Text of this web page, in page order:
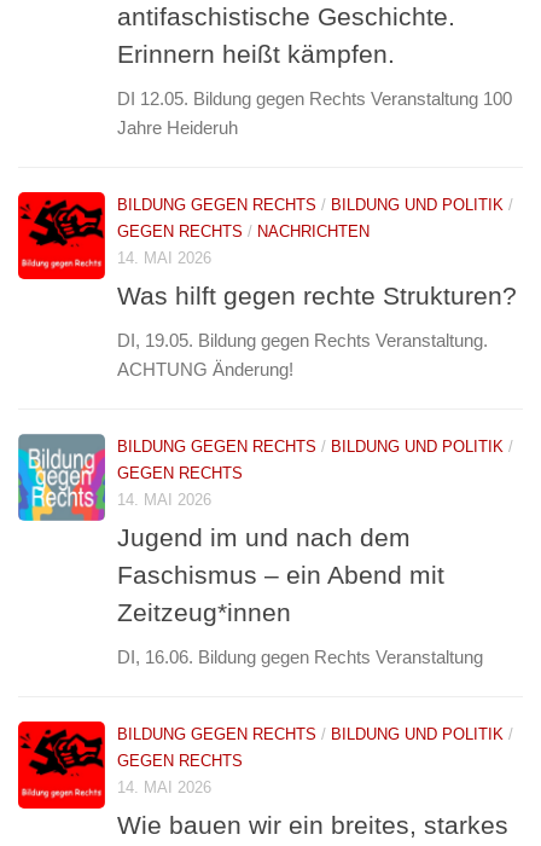
antifaschistische Geschichte.
Erinnern heißt kämpfen.
DI 12.05. Bildung gegen Rechts Veranstaltung 100
Jahre Heideruh
BILDUNG GEGEN RECHTS / BILDUNG UND POLITIK /
GEGEN RECHTS / NACHRICHTEN
14. MAI 2026
Was hilft gegen rechte Strukturen?
DI, 19.05. Bildung gegen Rechts Veranstaltung.
ACHTUNG Änderung!
BILDUNG GEGEN RECHTS / BILDUNG UND POLITIK /
GEGEN RECHTS
14. MAI 2026
Jugend im und nach dem
Faschismus – ein Abend mit
Zeitzeug*innen
DI, 16.06. Bildung gegen Rechts Veranstaltung
BILDUNG GEGEN RECHTS / BILDUNG UND POLITIK /
GEGEN RECHTS
14. MAI 2026
Wie bauen wir ein breites, starkes